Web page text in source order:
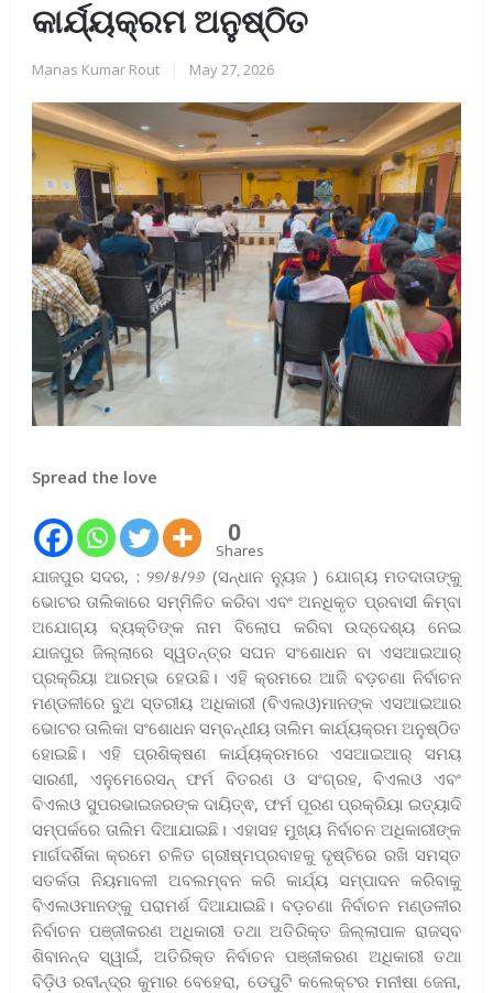
କାର୍ଯ୍ୟକ୍ରମ ଅନୁଷ୍ଠିତ
Manas Kumar Rout May 27, 2026
Spread the love
0
Shares
ଯାଜପୁର ସଦର, : ୨୭/୫/୨୬ (ସନ୍ଧାନ ନ୍ୟୁଜ ) ଯୋଗ୍ୟ ମତଦାତାଙ୍କୁ
ଭୋଟର ତାଲିକାରେ ସମ୍ମିଳିତ କରିବା ଏବଂ ଅନଧିକୃତ ପ୍ରବାସୀ କିମ୍ବା
ଅଯୋଗ୍ୟ ବ୍ୟକ୍ତିଙ୍କ ନାମ ବିଲୋପ କରିବା ଉଦ୍ଦେଶ୍ୟ ନେଇ
ଯାଜପୁର ଜିଲ୍ଲାରେ ସ୍ୱତନ୍ତ୍ର ସଘନ ସଂଶୋଧନ ବା ଏସଆଇଆର୍
ପ୍ରକ୍ରିୟା ଆରମ୍ଭ ହେଉଛି। ଏହି କ୍ରମରେ ଆଜି ବଡ଼ଚଣା ନିର୍ବାଚନ
ମଣ୍ଡଳୀରେ ବୁଥ ସ୍ତରୀୟ ଅଧିକାରୀ (ବିଏଲଓ)ମାନଙ୍କ ଏସଆଇଆର
ଭୋଟର ତାଲିକା ସଂଶୋଧନ ସମ୍ବନ୍ଧୀୟ ତାଲିମ କାର୍ଯ୍ୟକ୍ରମ ଅନୁଷ୍ଠିତ
ହୋଇଛି। ଏହି ପ୍ରଶିକ୍ଷଣ କାର୍ଯ୍ୟକ୍ରମରେ ଏସଆଇଆର୍ ସମୟ
ସାରଣୀ, ଏନୁମେରେସନ୍ ଫର୍ମ ବିତରଣ ଓ ସଂଗ୍ରହ, ବିଏଲଓ ଏବଂ
ବିଏଲଓ ସୁପରଭାଇଜରଙ୍କ ଦାୟିତ୍ଵ, ଫର୍ମ ପୂରଣ ପ୍ରକ୍ରିୟା ଇତ୍ୟାଦି
ସମ୍ପର୍କରେ ତାଲିମ ଦିଆଯାଇଛି। ଏହାସହ ମୁଖ୍ୟ ନିର୍ବାଚନ ଅଧିକାରୀଙ୍କ
ମାର୍ଗଦର୍ଶିକା କ୍ରମେ ଚଳିତ ଗ୍ରୀଷ୍ମପ୍ରବାହକୁ ଦୃଷ୍ଟିରେ ରଖି ସମସ୍ତ
ସତର୍କତା ନିୟମାବଳୀ ଅବଲମ୍ବନ କରି କାର୍ଯ୍ୟ ସମ୍ପାଦନ କରିବାକୁ
ବିଏଲଓମାନଙ୍କୁ ପରାମର୍ଶ ଦିଆଯାଇଛି। ବଡ଼ଚଣା ନିର୍ବାଚନ ମଣ୍ଡଳୀର
ନିର୍ବାଚନ ପଞ୍ଜୀକରଣ ଅଧିକାରୀ ତଥା ଅତିରିକ୍ତ ଜିଲ୍ଲାପାଳ ରାଜସ୍ବ
ଶିବାନନ୍ଦ ସ୍ୱାଇଁ, ଅତିରିକ୍ତ ନିର୍ବାଚନ ପଞ୍ଜୀକରଣ ଅଧିକାରୀ ତଥା
ବିଡ଼ିଓ ରବୀନ୍ଦ୍ର କୁମାର ବେହେରା, ଡେପୁଟି କଲେକ୍ଟର ମନୀଷା ଜେନା,